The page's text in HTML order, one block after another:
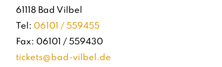
61118 Bad Vilbel
Tel: 06101 / 559455
Fax: 06101 / 559430
tickets@bad-vilbel.de